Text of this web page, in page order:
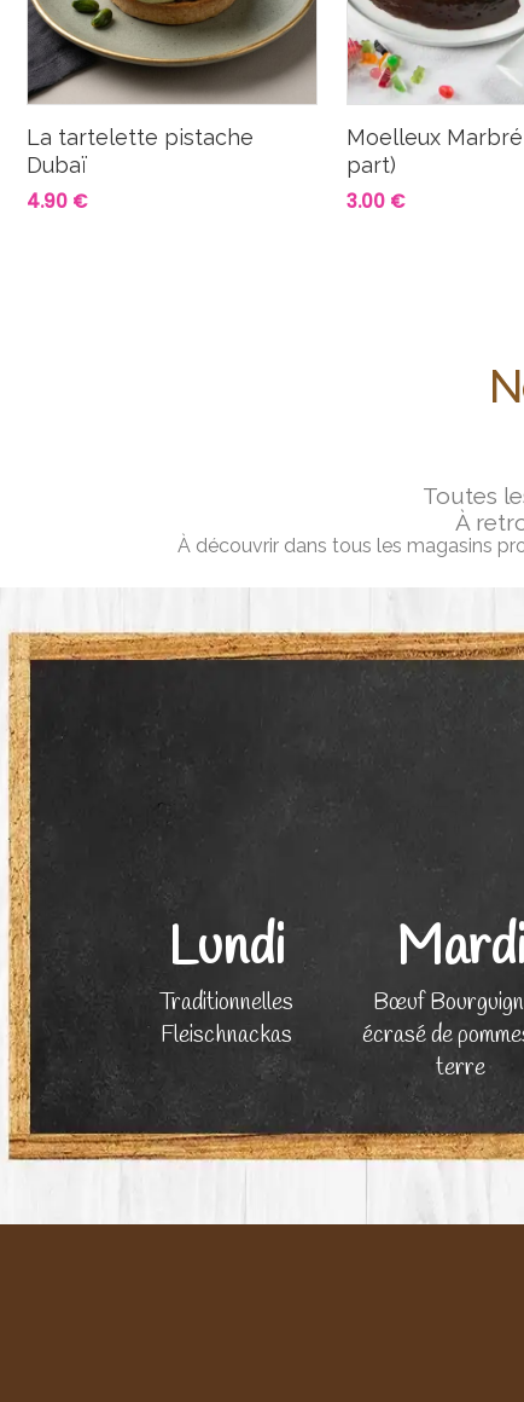
La tartelette pistache
Dubaï
4.90 €
Moelleux
part)
3.00 €
Toutes
À
À découvrir dans tous les magasins
Lundi
Traditionnelles
Fleischnackas
Mardi
Bœuf
écrasé de
terre